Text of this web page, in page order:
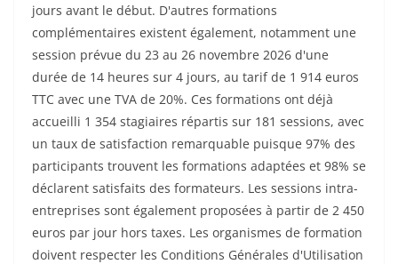
jours avant le début. D'autres formations
complémentaires existent également, notamment une
session prévue du 23 au 26 novembre 2026 d'une
durée de 14 heures sur 4 jours, au tarif de 1 914 euros
TTC avec une TVA de 20%. Ces formations ont déjà
accueilli 1 354 stagiaires répartis sur 181 sessions, avec
un taux de satisfaction remarquable puisque 97% des
participants trouvent les formations adaptées et 98% se
déclarent satisfaits des formateurs. Les sessions intra-
entreprises sont également proposées à partir de 2 450
euros par jour hors taxes. Les organismes de formation
doivent respecter les Conditions Générales d'Utilisation